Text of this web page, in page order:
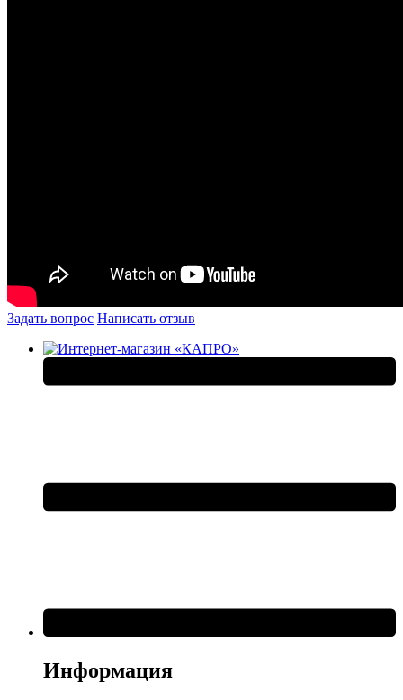
Задать вопрос Написать отзыв
Информация